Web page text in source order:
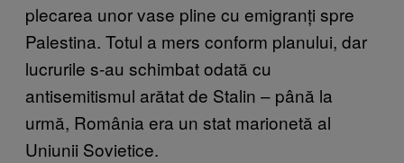
plecarea unor vase pline cu emigranți spre
Palestina. Totul a mers conform planului, dar
lucrurile s-au schimbat odată cu
antisemitismul arătat de Stalin – până la
urmă, România era un stat marionetă al
Uniunii Sovietice.